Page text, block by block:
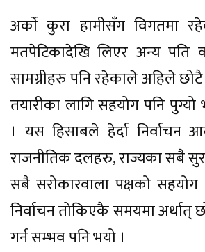
अर्काे कुरा हामीसँग विगतमा
मतपेटिकादेखि लिएर अन्य
सामग्रीहरु पनि रहेकाले अहिले
तयारीका लागि सहयोग पनि
। यस हिसाबले हेर्दा निर्वाचन
राजनीतिक दलहरु, राज्यका सबै
सबै सरोकारवाला पक्षको
निर्वाचन तोकिएकै समयमा अर्थात्
गर्न सम्भव पनि भयो ।